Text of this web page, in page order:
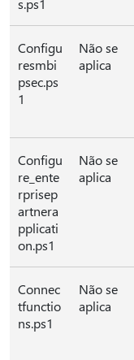
s.ps1
Configu
resmbi
psec.ps
1
Não se
aplica
Configu
re_ente
rprisep
artnera
pplicati
on.ps1
Não se
aplica
Connec
tfunctio
ns.ps1
Não se
aplica